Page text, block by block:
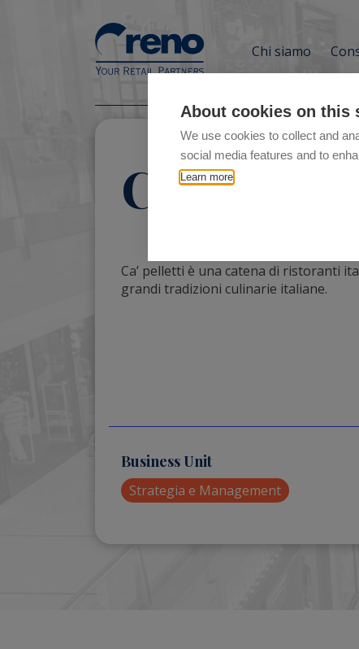
About cookies on this
We use cookies to collect and
social media features and to
Learn more
Chi siamo
Ca’ pelletti
Ca’ pelletti è una catena di ristoranti
grandi tradizioni culinarie italiane.
Business Unit
Strategia e Management